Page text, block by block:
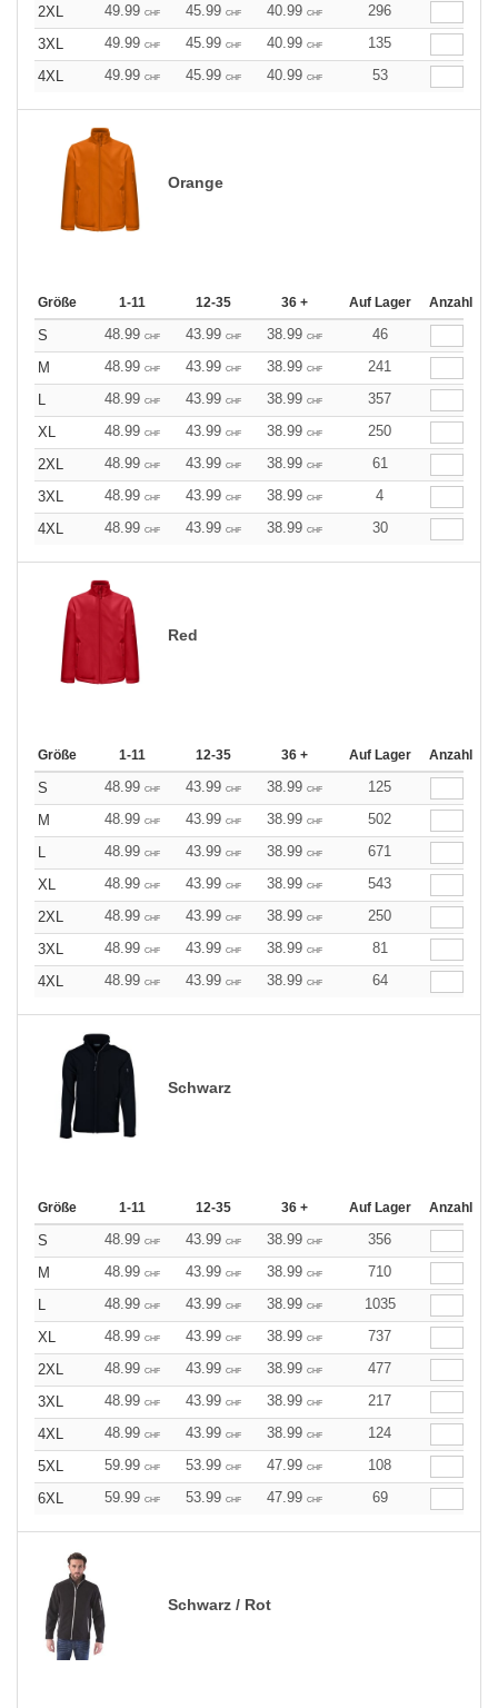
2XL 49.99 CHF 45.99 CHF 40.99 CHF
296
3XL
49.99 CHF 45.99 CHF 40.99 CHF
135
4XL
49.99 CHF 45.99 CHF 40.99 CHF 53
Orange
Größe 1-11 12-35 36 + Auf Lager Anzahl
S 48.99 CHF 43.99 CHF 38.99 CHF
46
M
48.99 CHF 43.99 CHF 38.99 CHF
241
L
48.99 CHF 43.99 CHF 38.99 CHF
357
XL
48.99 CHF 43.99 CHF 38.99 CHF
250
2XL
48.99 CHF 43.99 CHF 38.99 CHF
61
3XL
48.99 CHF 43.99 CHF 38.99 CHF
4
4XL
48.99 CHF 43.99 CHF 38.99 CHF 30
Red
Größe 1-11 12-35 36 + Auf Lager Anzahl
S 48.99 CHF 43.99 CHF 38.99 CHF
125
M
48.99 CHF 43.99 CHF 38.99 CHF
502
L
48.99 CHF 43.99 CHF 38.99 CHF
671
XL
48.99 CHF 43.99 CHF 38.99 CHF
543
2XL
48.99 CHF 43.99 CHF 38.99 CHF
250
3XL
48.99 CHF 43.99 CHF 38.99 CHF
81
4XL
48.99 CHF 43.99 CHF 38.99 CHF 64
Schwarz
Größe 1-11 12-35 36 + Auf Lager Anzahl
S 48.99 CHF 43.99 CHF 38.99 CHF
356
M
48.99 CHF 43.99 CHF 38.99 CHF
710
L
48.99 CHF 43.99 CHF 38.99 CHF
1035
XL
48.99 CHF 43.99 CHF 38.99 CHF
737
2XL
48.99 CHF 43.99 CHF 38.99 CHF
477
3XL
48.99 CHF 43.99 CHF 38.99 CHF
217
4XL
48.99 CHF 43.99 CHF 38.99 CHF
124
5XL
59.99 CHF 53.99 CHF 47.99 CHF
108
6XL
59.99 CHF 53.99 CHF 47.99 CHF 69
Schwarz / Rot